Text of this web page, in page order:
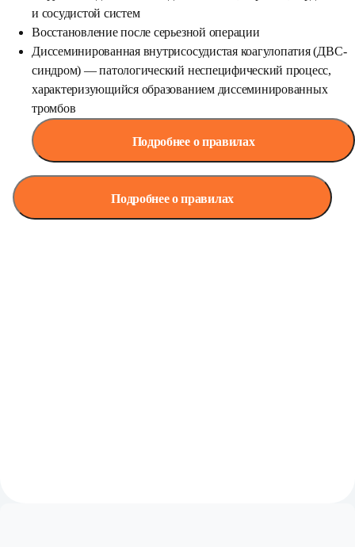
и сосудистой систем
Восстановление после серьезной операции
Диссеминированная внутрисосудистая коагулопатия (ДВС-
синдром) — патологический неспецифический процесс,
характеризующийся образованием диссеминированных
тромбов
Подробнее о правилах
Подробнее о правилах